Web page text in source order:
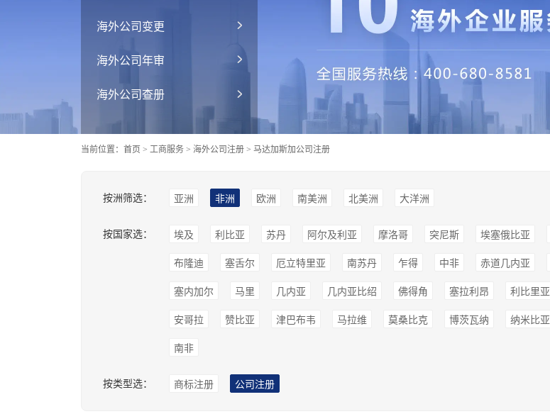
海外公司变更
海外公司年审
海外公司查册
当前位置： 首页 > 工商服务 > 海外公司注册 > 马达加斯加公司注册
按洲筛选： 亚洲 非洲 欧洲 南美洲 北美洲 大洋洲
按国家选： 埃及 利比亚 苏丹 阿尔及利亚 摩洛哥 突尼斯 埃塞俄比亚
布隆迪 塞舌尔 厄立特里亚 南苏丹 乍得 中非 赤道几内亚
塞内加尔 马里 几内亚 几内亚比绍 佛得角 塞拉利昂 利比里亚
安哥拉 赞比亚 津巴布韦 马拉维 莫桑比克 博茨瓦纳 纳米比亚
南非
按类型选： 商标注册 公司注册